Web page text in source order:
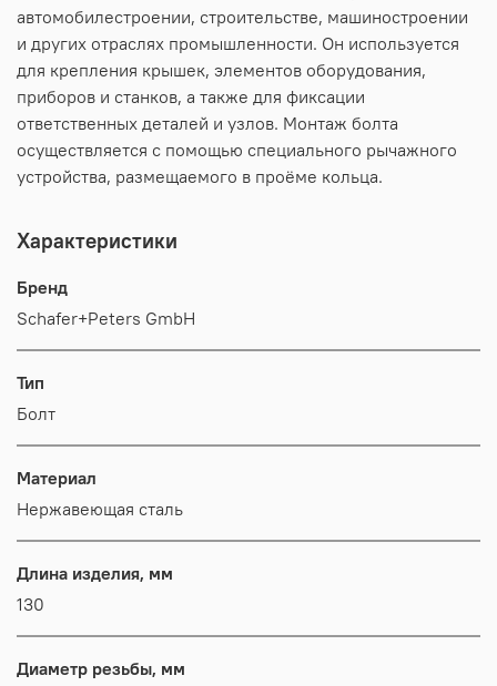
автомобилестроении, строительстве, машиностроении
и других отраслях промышленности. Он используется
для крепления крышек, элементов оборудования,
приборов и станков, а также для фиксации
ответственных деталей и узлов. Монтаж болта
осуществляется с помощью специального рычажного
устройства, размещаемого в проёме кольца.
Характеристики
Бренд
Schafer+Peters GmbH
Тип
Болт
Материал
Нержавеющая сталь
Длина изделия, мм
130
Диаметр резьбы, мм